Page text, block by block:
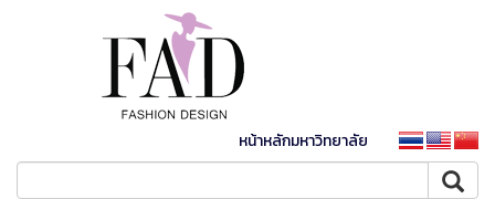
หน้าหลักมหาวิทยาลัย